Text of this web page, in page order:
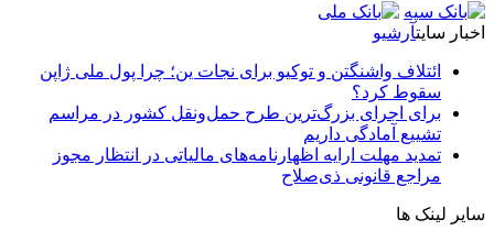
اخبار سایتآرشیو
ائتلاف واشنگتن و توکیو برای نجات ین؛ چرا پول ملی ژاپن
سقوط کرد؟
برای اجرای بزرگ‌ترین طرح حمل‌ونقل کشور در مراسم
تشییع آمادگی داریم
تمدید مهلت ارایه اظهارنامه‌های مالیاتی در انتظار مجوز
مراجع قانونی ذی‌‏صلاح
سایر لینک ها